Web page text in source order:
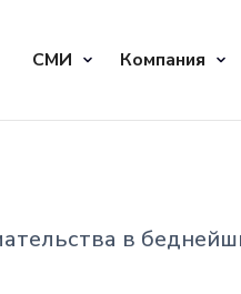
СМИ Компания
в